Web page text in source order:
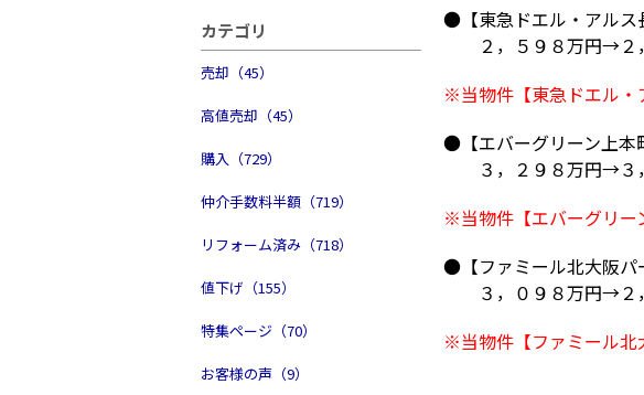
カテゴリ
売却（45）
高値売却（45）
購入（729）
仲介手数料半額（719）
リフォーム済み（718）
値下げ（155）
特集ページ（70）
お客様の声（9）
●【東急ドエル・アルス
２，５９８万円→２，
※当物件【東急ドエル・
●【エバーグリーン上本
３，２９８万円→３，
※当物件【エバーグリー
●【ファミール北大阪パ
３，０９８万円→２，
※当物件【ファミール北